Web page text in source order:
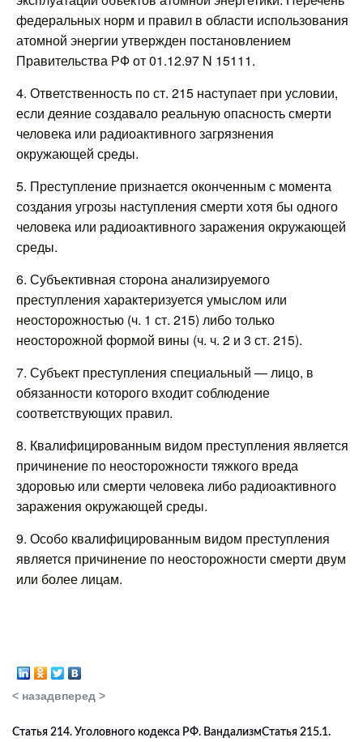
федеральных норм и правил в области использования
атомной энергии утвержден постановлением
Правительства РФ от 01.12.97 N 15111.
4. Ответственность по ст. 215 наступает при условии,
если деяние создавало реальную опасность смерти
человека или радиоактивного загрязнения
окружающей среды.
5. Преступление признается оконченным с момента
создания угрозы наступления смерти хотя бы одного
человека или радиоактивного заражения окружающей
среды.
6. Субъективная сторона анализируемого
преступления характеризуется умыслом или
неосторожностью (ч. 1 ст. 215) либо только
неосторожной формой вины (ч. ч. 2 и 3 ст. 215).
7. Субъект преступления специальный — лицо, в
обязанности которого входит соблюдение
соответствующих правил.
8. Квалифицированным видом преступления является
причинение по неосторожности тяжкого вреда
здоровью или смерти человека либо радиоактивного
заражения окружающей среды.
9. Особо квалифицированным видом преступления
является причинение по неосторожности смерти двум
или более лицам.
< назадвперед >
Статья 214. Уголовного кодекса РФ. ВандализмСтатья 215.1.